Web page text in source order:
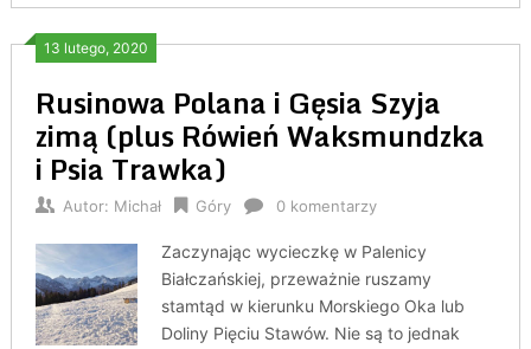
13 lutego, 2020
Rusinowa Polana i Gęsia Szyja
zimą (plus Rówień Waksmundzka
i Psia Trawka)
Autor: Michał Góry 0 komentarzy
Zaczynając wycieczkę w Palenicy
Białczańskiej, przeważnie ruszamy
stamtąd w kierunku Morskiego Oka lub
Doliny Pięciu Stawów. Nie są to jednak